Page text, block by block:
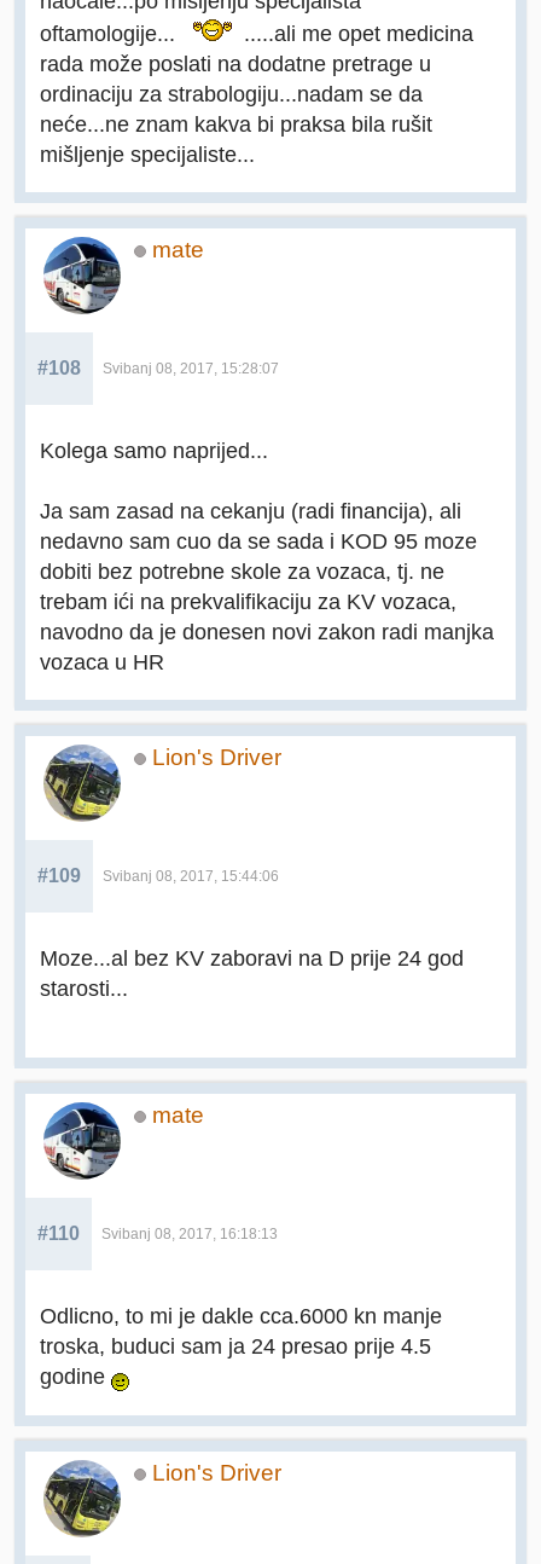
oftamologije...
.....ali me opet medicina
rada može poslati na dodatne pretrage u
ordinaciju za strabologiju...nadam se da
neće...ne znam kakva bi praksa bila rušit
mišljenje specijaliste...
mate
#108 Svibanj 08, 2017, 15:28:07
Kolega samo naprijed...
Ja sam zasad na cekanju (radi financija), ali
nedavno sam cuo da se sada i KOD 95 moze
dobiti bez potrebne skole za vozaca, tj. ne
trebam ići na prekvalifikaciju za KV vozaca,
navodno da je donesen novi zakon radi manjka
vozaca u HR
Lion's Driver
#109 Svibanj 08, 2017, 15:44:06
Moze...al bez KV zaboravi na D prije 24 god
starosti...
mate
#110 Svibanj 08, 2017, 16:18:13
Odlicno, to mi je dakle cca.6000 kn manje
troska, buduci sam ja 24 presao prije 4.5
godine
Lion's Driver